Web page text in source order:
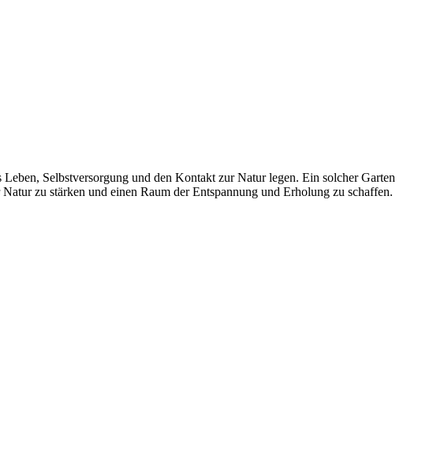
Selbstversorgung und den Kontakt zur Natur legen. Ein solcher Garten
zu stärken und einen Raum der Entspannung und Erholung zu schaffen.